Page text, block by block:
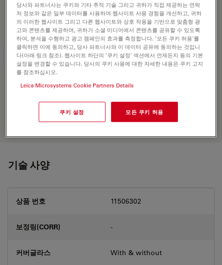
Microscope Objective N PLAN 5x/0,12
견적 요청하기
ourObjective Finder, compare
alternatives, and find the best fit for
your needs.
기술 사양
상품 번호 11506302
보정링(CORR) -
커버글라스 With & without
당사와 파트너사는 쿠키와 기타 추적 기술 그리고 귀하가 직접 제공하는 연락
처 정보와 같은 일부 데이터를 사용하여 웹사이트 사용 경험을 개선하고, 귀하
의 이러한 웹사이트 그리고 다른 웹사이트와 상호 작용을 기반으로 맞춤형 광
고와 콘텐츠를 제공하며, 귀하가 소셜 미디어에서 콘텐츠를 공유할 수 있도록
하여, 분석을 수행하고 광고 캠페인의 효과를 측정합니다. '모든 쿠키 허용'를
클릭하면 이에 동의하고, 당사 파트너사와 이 데이터 공유에 동의하는 것입니
다(아래 링크 참조). 웹사이트 하단의 '쿠키 설정' 섹션에서 언제든지 동의 기본
설정을 변경할 수 있습니다. 당사의 쿠키 사용에 대한 자세한 내용은 쿠키 고지
를 참조하십시오.
Leica Microsystems Cookie Partners Details
쿠키 설정 모든 쿠키 허용